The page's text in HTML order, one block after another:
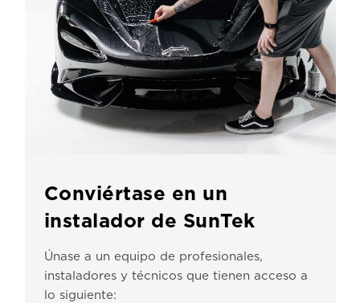
Conviértase en un
instalador de SunTek
Únase a un equipo de profesionales,
instaladores y técnicos que tienen acceso a
lo siguiente: